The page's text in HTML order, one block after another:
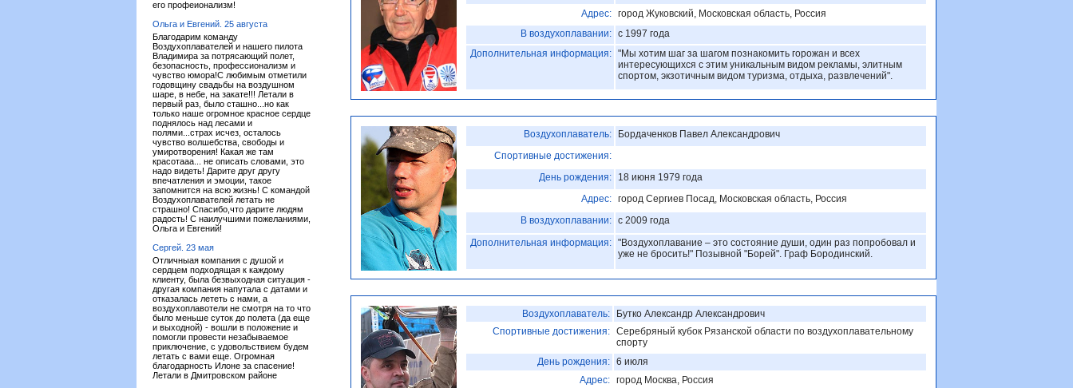
его профеионализм!
Ольга и Евгений. 25 августа
Благодарим команду
Воздухоплавателей и нашего пилота
Владимира за потрясающий полет,
безопасность, профессионализм и
чувство юмора!С любимым отметили
годовщину свадьбы на воздушном
шаре, в небе, на закате!!! Летали в
первый раз, было сташно...но как
только наше огромное красное сердце
поднялось над лесами и
полями...страх исчез, осталось
чувство волшебства, свободы и
умиротворения! Какая же там
красотааа... не описать словами, это
надо видеть! Дарите друг другу
впечатления и эмоции, такое
запомнится на всю жизнь! С командой
Воздухоплавателей летать не
страшно! Спасибо,что дарите людям
радость! С наилучшими пожеланиями,
Ольга и Евгений!
Сергей. 23 мая
Отличныая компания с душой и
сердцем подходящая к каждому
клиенту, была безвыходная ситуация -
другая компания напутала с датами и
отказалась лететь с нами, а
воздухоплавотели не смотря на то что
было меньше суток до полета (да еще
и выходной) - вошли в положение и
помогли провести незабываемое
приключение, с удовольствием будем
летать с вами еще. Огромная
благодарность Илоне за спасение!
Летали в Дмитровском районе
Адрес: город Жуковский, Московская область, Россия
В воздухоплавании: с 1997 года
Дополнительная информация: "Мы хотим шаг за шагом познакомить горожан и всех
интересующихся с этим уникальным видом рекламы, элитным
спортом, экзотичным видом туризма, отдыха, развлечений".
Воздухоплаватель:
Бордаченков Павел Александрович
Спортивные достижения:
День рождения:
18 июня 1979 года
Адрес: город Сергиев Посад, Московская область, Россия
В воздухоплавании: с 2009 года
Дополнительная информация: "Воздухоплавание – это состояние души, один раз попробовал и
уже не бросить!" Позывной "Борей". Граф Бородинский.
Воздухоплаватель:
Бутко Александр Александрович
Спортивные достижения: Серебряный кубок Рязанской области по воздухоплавательному
спорту
День рождения: 6 июля
Адрес: город Москва, Россия